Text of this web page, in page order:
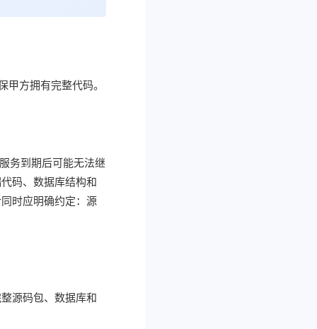
方拥有完整代码。
务到期后可能无法继
码、数据库结构和
时应明确约定：源
源码包、数据库和